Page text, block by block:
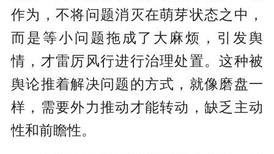
作为，不将问题消灭在萌芽状态之中，
而是等小问题拖成了大麻烦，引发舆
情，才雷厉风行进行治理处置。这种被
舆论推着解决问题的方式，就像磨盘一
样，需要外力推动才能转动，缺乏主动
性和前瞻性。